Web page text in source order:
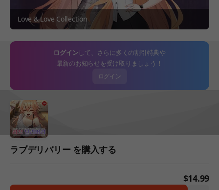
Love & Love Collection
ログインして、さらに多くの割引特典や
最新のお知らせを受け取りましょう！
ログイン
ラブデリバリー を購入する
$14.99